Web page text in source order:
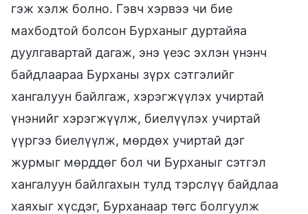
гэж хэлж болно. Гэвч хэрвээ чи бие
махбодтой болсон Бурханыг дуртайяа
дуулгавартай дагаж, энэ үеэс эхлэн үнэнч
байдлаараа Бурханы зүрх сэтгэлийг
хангалуун байлгаж, хэрэгжүүлэх учиртай
үнэнийг хэрэгжүүлж, биелүүлэх учиртай
үүргээ биелүүлж, мөрдөх учиртай дэг
журмыг мөрддөг бол чи Бурханыг сэтгэл
хангалуун байлгахын тулд тэрслүү байдлаа
хаяхыг хүсдэг, Бурханаар төгс болгуулж